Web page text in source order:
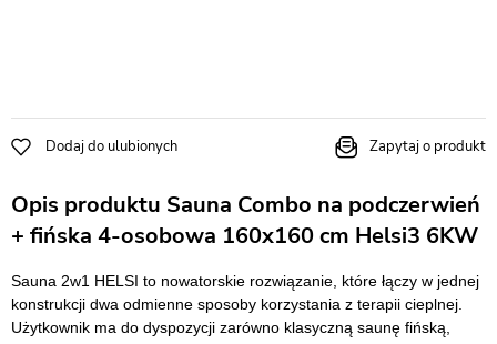
Dodaj do ulubionych Zapytaj o produkt
Opis produktu Sauna Combo na podczerwień
+ fińska 4-osobowa 160x160 cm Helsi3 6KW
Sauna 2w1 HELSI to nowatorskie rozwiązanie, które łączy w jednej
konstrukcji dwa odmienne sposoby korzystania z terapii cieplnej.
Użytkownik ma do dyspozycji zarówno klasyczną saunę fińską,